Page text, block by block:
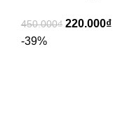
450.000₫ 220.000₫
-39%